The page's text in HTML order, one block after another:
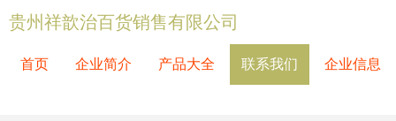
贵州祥歆治百货销售有限公司
首页 企业简介 产品大全 联系我们 企业信息